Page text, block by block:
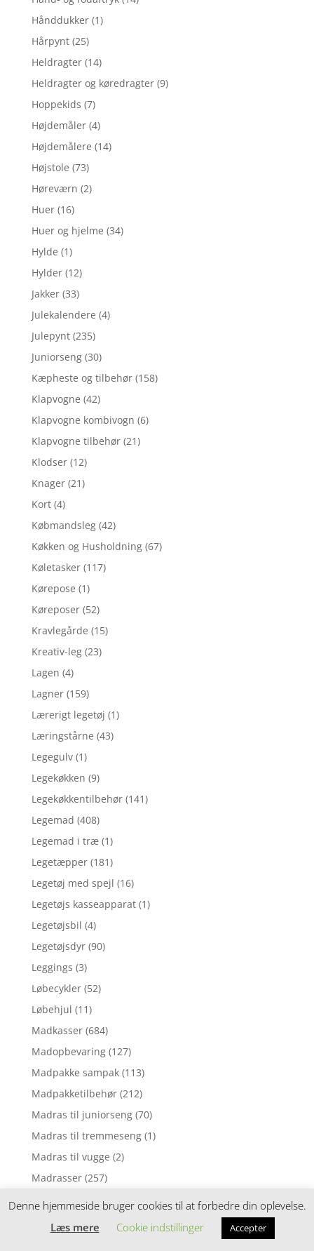
Hånddukker (1)
Hårpynt (25)
Heldragter (14)
Heldragter og køredragter (9)
Hoppekids (7)
Højdemåler (4)
Højdemålere (14)
Højstole (73)
Høreværn (2)
Huer (16)
Huer og hjelme (34)
Hylde (1)
Hylder (12)
Jakker (33)
Julekalendere (4)
Julepynt (235)
Juniorseng (30)
Kæpheste og tilbehør (158)
Klapvogne (42)
Klapvogne kombivogn (6)
Klapvogne tilbehør (21)
Klodser (12)
Knager (21)
Kort (4)
Købmandsleg (42)
Køkken og Husholdning (67)
Køletasker (117)
Kørepose (1)
Køreposer (52)
Kravlegårde (15)
Kreativ-leg (23)
Lagen (4)
Lagner (159)
Lærerigt legetøj (1)
Læringstårne (43)
Legegulv (1)
Legekøkken (9)
Legekøkkentilbehør (141)
Legemad (408)
Legemad i træ (1)
Legetæpper (181)
Legetøj med spejl (16)
Legetøjs kasseapparat (1)
Legetøjsbil (4)
Legetøjsdyr (90)
Leggings (3)
Løbecykler (52)
Løbehjul (11)
Madkasser (684)
Madopbevaring (127)
Madpakke sampak (113)
Madpakketilbehør (212)
Madras til juniorseng (70)
Madras til tremmeseng (1)
Madras til vugge (2)
Madrasser (257)
Mavebælter (3)
Denne hjemmeside bruger cookies til at forbedre din oplevelse.
Læs mere
Cookie indstillinger Accepter